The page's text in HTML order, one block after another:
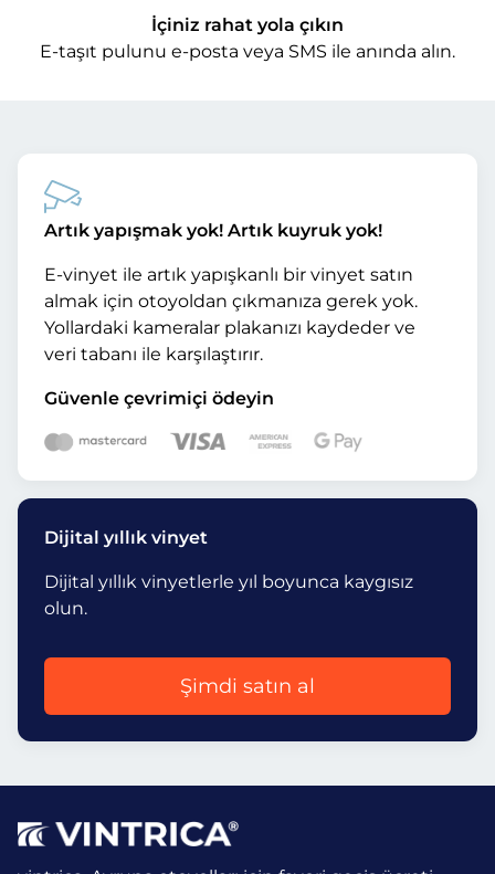
İçiniz rahat yola çıkın
E-taşıt pulunu e-posta veya SMS ile anında alın.
Artık yapışmak yok! Artık kuyruk yok!
E-vinyet ile artık yapışkanlı bir vinyet satın
almak için otoyoldan çıkmanıza gerek yok.
Yollardaki kameralar plakanızı kaydeder ve
veri tabanı ile karşılaştırır.
Güvenle çevrimiçi ödeyin
Dijital yıllık vinyet
Dijital yıllık vinyetlerle yıl boyunca kaygısız
olun.
Şimdi satın al